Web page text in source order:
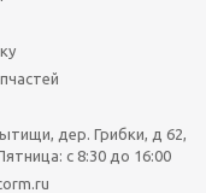
дер. Грибки, д 62,
c 8:30 до 16:00